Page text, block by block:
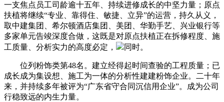
一支焦点员工司龄逾十五年、持续进修成长的中坚力量；原点
扶植将继续“专业、靠得住、敏捷、立异”的运营，持久从义，
取中建集团、希尔顿酒店集团、美团、华勤手艺、兴业银行等
多家单元告竣深度合做，这既是对原点扶植正在拆修程度、施
工质量、分析实力的高度必定，
同时。
位列粉饰类第48名。建立经得起时间查验的工程质量；已
成长成为集设想、施工为一体的分析性建建粉饰企业。二十年
来，并持续多年被评为“广东省守合同沉信用企业”。成为公司
行稳致远的内生力量。